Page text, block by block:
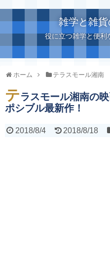
雑学と雑
役に立つ雑学と便利
ホーム テラスモール湘南
テラスモール湘南の
ポシブル最新作！
2018/8/4 2018/8/18